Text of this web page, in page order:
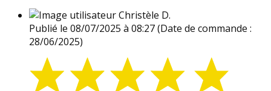
Christèle D.
Publié le 08/07/2025 à 08:27(Date de commande :
28/06/2025)